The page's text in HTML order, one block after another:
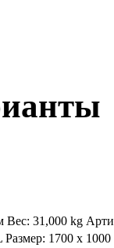
Вес: 31,000 kg
1700 x